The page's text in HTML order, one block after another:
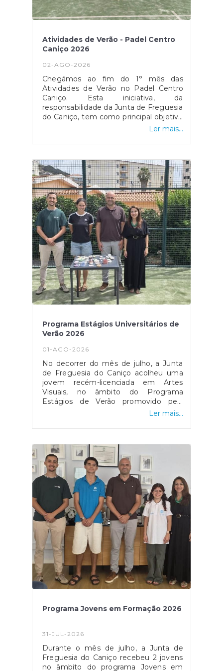
Atividades de Verão - Padel Centro
Caniço 2026
02-AGO-2026
Chegámos ao fim do 1° mês das
Atividades de Verão no Padel Centro
Caniço. Esta iniciativa, da
responsabilidade da Junta de Freguesia
do Caniço, tem como principal objetivo
oferecer à comunidade mais jovem
tempos livres na pausa letiva de
além do Padel, foram dinamizadas
atividades lúdicas, jogos tradicionais e
jogos com água, sendo a grande
novidade este ano o "Atelier de Artes"
ao ar livre, promovendo assim a
interdisciplinaridade e um leque
diversificado de experiências. As
Atividades de Verão no Padel Centro
Caniço terão continuidade durante o
mês de agosto, sendo que neste
momento as inscrições já se
encontram esgotadas e
fechadas! #caniçoamexer
Ler mais...
Programa Estágios Universitários de
Verão 2026
01-AGO-2026
No decorrer do mês de julho, a Junta
de Freguesia do Caniço acolheu uma
jovem recém-licenciada em Artes
Visuais, no âmbito do Programa
Estágios de Verão promovido pela
Direção Regional da Juventude. A
Atividades de Verão, dinamizando o
também a artista responsável pela
criação da linha gráfica para a Festa
Gastronómica 2026. Aproveitamos para
transmitir o nosso agradecimento pelo
compromisso e dedicação
demonstrados. Desejamos à Valentina
as maiores felicidades e sucesso no
seu percurso
profissional. #caniçoamexer
Ler mais...
Programa Jovens em Formação 2026
31-JUL-2026
Durante o mês de julho, a Junta de
Freguesia do Caniço recebeu 2 jovens
no âmbito do programa Jovens em